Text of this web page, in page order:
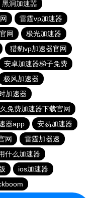
黑洞加速噐
雷霆vp加速器
网
极光加速器
猎豹vp加速器官网
安卓加速器梯子免费
极风加速器
加速器
免费加速器下载官网
器app
安易加速器
网
雷霆加器速
什么加速器
ios加速器